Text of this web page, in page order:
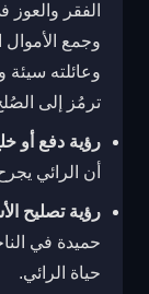
الفقر
وجمع الأموال
وعائلته سيئة
ترمُز إلى
رؤية دفع أو
أن الرائي
رؤية تصليح
حميدة في
حياة الرائي.